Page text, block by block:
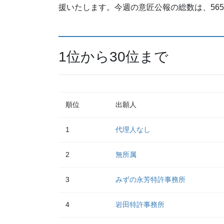
援いたします。今週の意匠公報の総数は、565
1位から30位まで
順位 出願人
1 代理人なし
2 無所属
3 みずの永芳特許事務所
4 岩田特許事務所